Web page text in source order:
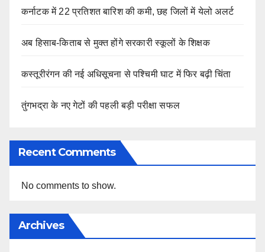
कर्नाटक में 22 प्रतिशत बारिश की कमी, छह जिलों में येलो अलर्ट
अब हिसाब-किताब से मुक्त होंगे सरकारी स्कूलों के शिक्षक
कस्तूरीरंगन की नई अधिसूचना से पश्चिमी घाट में फिर बढ़ी चिंता
तुंगभद्रा के नए गेटों की पहली बड़ी परीक्षा सफल
Recent Comments
No comments to show.
Archives